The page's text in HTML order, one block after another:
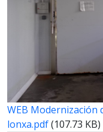
WEB Modernización
lonxa.pdf(107.73 KB)